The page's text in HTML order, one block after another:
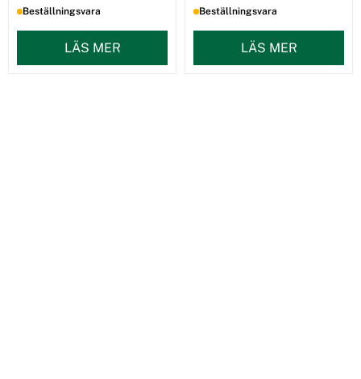
Beställningsvara
LÄS MER
Beställningsvara
LÄS MER